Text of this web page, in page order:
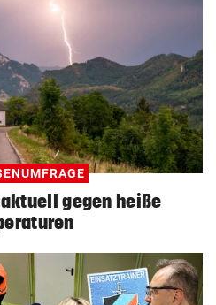
gegen heiße